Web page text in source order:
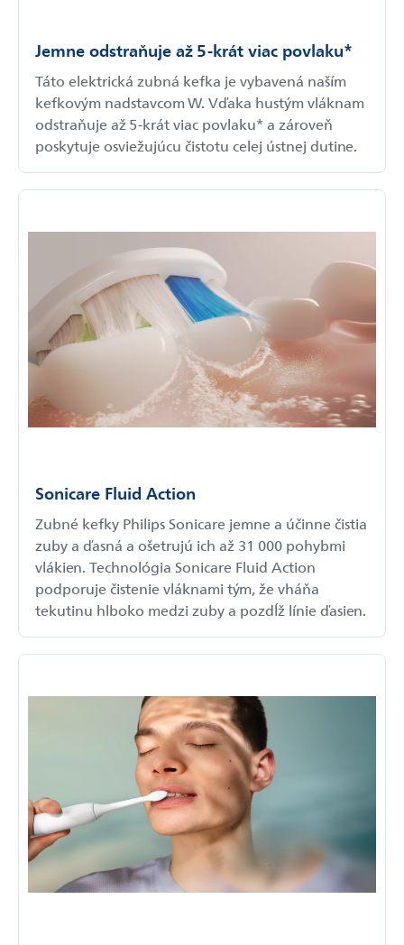
Jemne odstraňuje až 5-­krát viac povlaku*
Táto elektrická zubná kefka je vybavená naším
kefkovým nadstavcom W. Vďaka hustým vláknam
odstraňuje až 5-krát viac povlaku* a zároveň
poskytuje osviežujúcu čistotu celej ústnej dutine.
Sonicare Fluid Action
Zubné kefky Philips Sonicare jemne a účinne čistia
zuby a ďasná a ošetrujú ich až 31 000 pohybmi
vlákien. Technológia Sonicare Fluid Action
podporuje čistenie vláknami tým, že vháňa
tekutinu hlboko medzi zuby a pozdĺž línie ďasien.